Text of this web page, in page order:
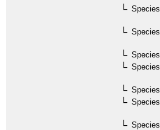
Species
Species
Species
Species
Species
Species
Species